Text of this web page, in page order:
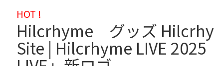
HOT !
Hilcrhyme グッズ
Site | Hilcrhyme LIVE 2025